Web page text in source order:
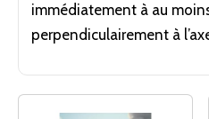
immédiatement à au
perpendiculairement à